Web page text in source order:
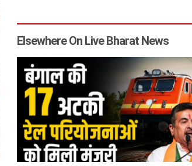
Elsewhere On Live Bharat News